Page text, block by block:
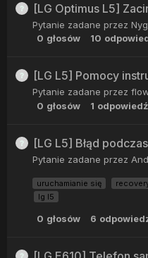
[LG Optimus L5]
Pytanie zadane przez
0 głosów 10
[LG L5] Pomocy
Pytanie zadane przez
0 głosów 1 odpowiedź
[LG L5] Błąd
Pytanie zadane przez
uruchamianie się
lg l5
0 głosów 6